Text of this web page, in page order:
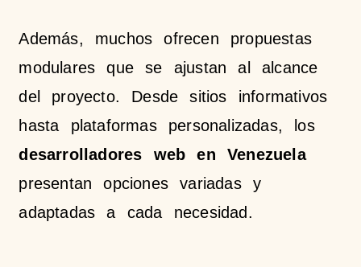
Además, muchos ofrecen propuestas
modulares que se ajustan al alcance
del proyecto. Desde sitios informativos
hasta plataformas personalizadas, los
desarrolladores web en Venezuela
presentan opciones variadas y
adaptadas a cada necesidad.